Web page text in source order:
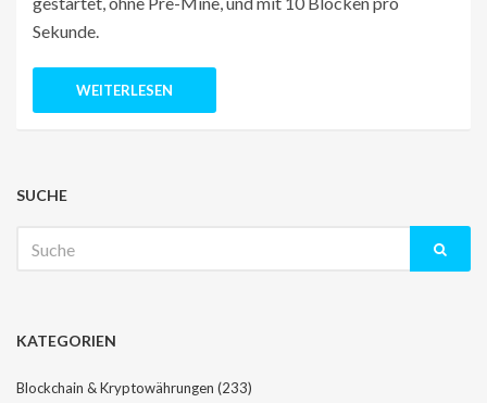
Sekunde.
WEITERLESEN
SUCHE
nach:
KATEGORIEN
Blockchain & Kryptowährungen (233)